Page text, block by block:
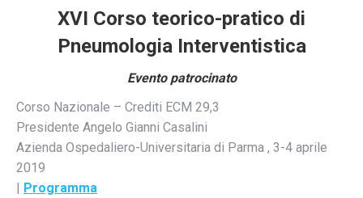
XVI Corso teorico-pratico di
Pneumologia Interventistica
Evento patrocinato
Corso Nazionale – Crediti ECM 29,3
Presidente Angelo Gianni Casalini
Azienda Ospedaliero-Universitaria di Parma , 3-4 aprile
2019
| Programma